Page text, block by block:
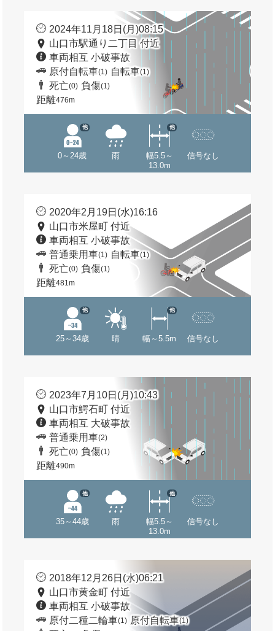
2024年11月18日(月)08:15
山口市駅通り二丁目 付近
車両相互 小破事故
原付自転車(1) 自転車(1)
死亡(0) 負傷(1)
距離476m
0～24歳
他
雨
幅5.5～
13.0m
他
信号なし
2020年2月19日(水)16:16
山口市米屋町 付近
車両相互 小破事故
普通乗用車(1) 自転車(1)
死亡(0) 負傷(1)
距離481m
25～34歳
他
晴 幅～5.5m
他
信号なし
2023年7月10日(月)10:43
山口市鰐石町 付近
車両相互 大破事故
普通乗用車(2)
死亡(0) 負傷(1)
距離490m
35～44歳
他
雨
幅5.5～
13.0m
他
信号なし
2018年12月26日(水)06:21
山口市黄金町 付近
車両相互 小破事故
原付二種二輪車(1) 原付自転車(1)